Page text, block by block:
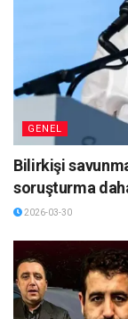
GENEL
Bilirkişi
soruşturma
2026-03-30